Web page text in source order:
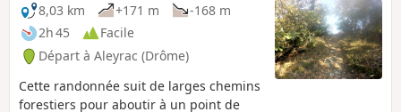
8,03 km
+171 m
-168 m
2h 45
Facile
Départ à Aleyrac (Drôme)
Cette randonnée suit de larges chemins
forestiers pour aboutir à un point de